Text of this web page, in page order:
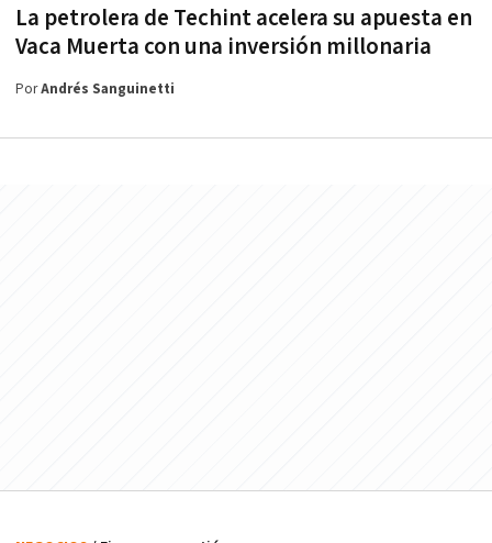
La petrolera de Techint acelera su apuesta en
Vaca Muerta con una inversión millonaria
PorAndrés Sanguinetti